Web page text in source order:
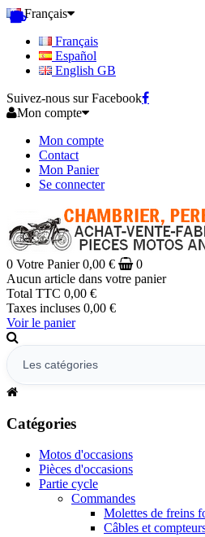
Français
Français
Español
English GB
Suivez-nous sur Facebook
Mon compte
Mon compte
Contact
Mon Panier
Se connecter
0 Votre Panier 0,00 €
0
Aucun article dans votre panier
Total TTC 0,00 €
Taxes incluses 0,00 €
Voir le panier
Catégories
Motos d'occasions
Pièces d'occasions
Partie cycle
Commandes
Molettes de freins
Câbles et